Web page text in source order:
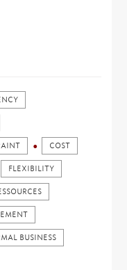
COST
FLEXIBILITY
BUSINESS